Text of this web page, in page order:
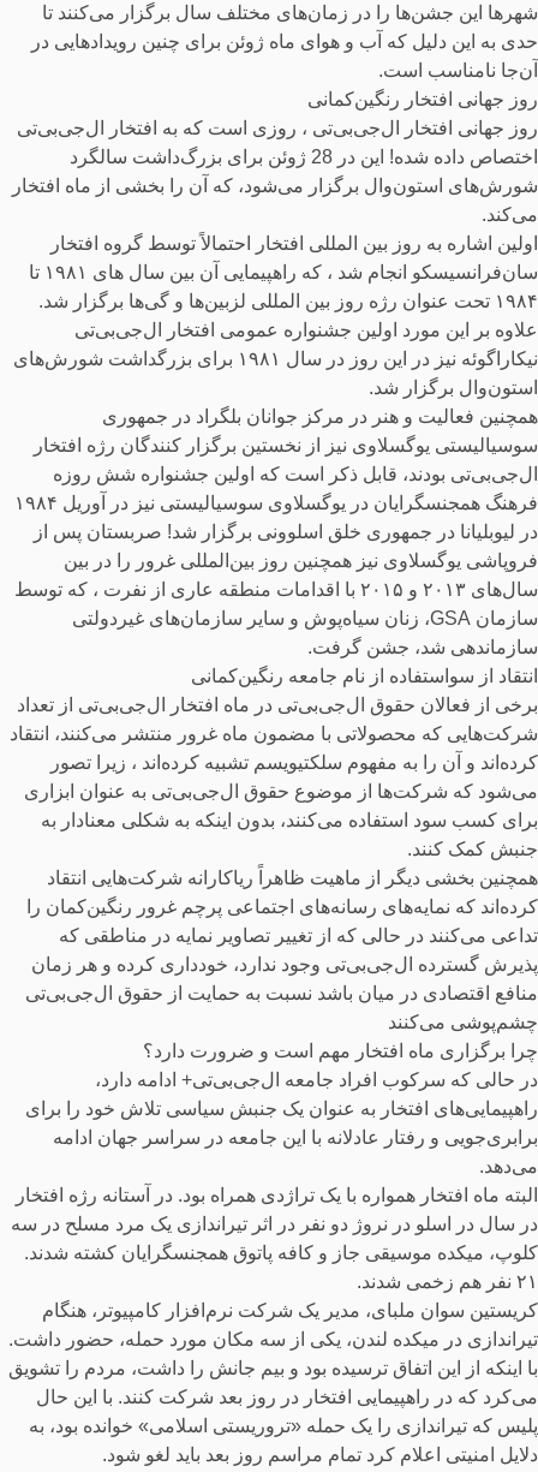
شهرها این جشن‌ها را در زمان‌های مختلف سال برگزار می‌کنند تا
حدی به این دلیل که آب و هوای ماه ژوئن برای چنین رویدادهایی در
آن‌جا نامناسب است.
روز جهانی افتخار رنگین‌کمانی
روز جهانی افتخار ال‌جی‌بی‌تی‌ ، روزی است که به افتخار ال‌جی‌بی‌تی‌
اختصاص داده شده! این در 28 ژوئن برای بزرگ‌داشت سالگرد
شورش‌های استون‌وال برگزار می‌شود، که آن را بخشی از ماه افتخار
می‌کند.
اولین اشاره به روز بین المللی افتخار احتمالاً توسط گروه افتخار
سان‌فرانسیسکو انجام شد ، که راهپیمایی آن بین سال های ۱۹۸۱ تا
۱۹۸۴ تحت عنوان رژه روز بین المللی لزبین‌ها و گی‌ها برگزار شد.
علاوه بر این مورد اولین جشنواره عمومی افتخار ال‌جی‌بی‌تی‌
نیکاراگوئه نیز در این روز در سال ۱۹۸۱ برای بزرگداشت شورش‌های
استون‌وال برگزار شد.
همچنین فعالیت و هنر در مرکز جوانان بلگراد در جمهوری
سوسیالیستی یوگسلاوی نیز از نخستین‌ برگزار کنندگان رژه افتخار
ال‌جی‌بی‌تی‌ بودند، قابل ذکر است که اولین جشنواره شش روزه
فرهنگ همجنسگرایان در یوگسلاوی سوسیالیستی نیز در آوریل ۱۹۸۴
در لیوبلیانا در جمهوری خلق اسلوونی برگزار شد! صربستان پس از
فروپاشی یوگسلاوی نیز همچنین روز بین‌المللی غرور را در بین
سال‌های ۲۰۱۳ و ۲۰۱۵ با اقدامات منطقه عاری از نفرت ، که توسط
سازمان GSA، زنان سیاه‌پوش و سایر سازمان‌های غیردولتی
سازماندهی شد، جشن گرفت.
انتقاد از سواستفاده از نام جامعه رنگین‌کمانی
برخی از فعالان حقوق ال‌جی‌بی‌تی‌ در ماه افتخار ال‌جی‌بی‌تی‌ از تعداد
شرکت‌هایی که محصولاتی با مضمون ماه غرور منتشر می‌کنند، انتقاد
کرده‌اند و آن را به مفهوم سلکتیویسم تشبیه کرده‌اند ، زیرا تصور
می‌شود که شرکت‌ها از موضوع حقوق ال‌جی‌بی‌تی‌ به عنوان ابزاری
برای کسب سود استفاده می‌کنند، بدون اینکه به شکلی معنادار به
جنبش کمک کنند.
همچنین بخشی دیگر از ماهیت ظاهراً ریاکارانه شرکت‌هایی انتقاد
کرده‌اند که نمایه‌های رسانه‌های اجتماعی پرچم غرور رنگین‌کمان را
تداعی می‌کنند در حالی که از تغییر تصاویر نمایه در مناطقی که
پذیرش گسترده ال‌جی‌بی‌تی‌ وجود ندارد، خودداری کرده و هر زمان
منافع اقتصادی در میان باشد نسبت به حمایت از حقوق ال‌جی‌بی‌تی‌
چشم‌پوشی می‌کنند
چرا برگزاری ماه افتخار مهم است و ضرورت دارد؟
در حالی که سرکوب افراد جامعه ال‌جی‌بی‌تی+ ادامه دارد،
راهپیمایی‌های افتخار به عنوان یک جنبش سیاسی تلاش خود را برای
برابری‌جویی و رفتار عادلانه با این جامعه در سراسر جهان ادامه
می‌دهد.
البته ماه افتخار همواره با یک تراژدی همراه بود. در آستانه رژه افتخار
در سال در اسلو در نروژ دو نفر در اثر تیراندازی یک مرد مسلح در سه
کلوپ، میکده موسیقی جاز و کافه پاتوق همجنسگرایان کشته شدند.
۲۱ نفر هم زخمی شدند.
کریستین سوان ملبای، مدیر یک شرکت نرم‌افزار کامپیوتر، هنگام
تیراندازی در میکده لندن، یکی از سه مکان مورد حمله، حضور داشت.
با اینکه از این اتفاق ترسیده بود و بیم جانش را داشت، مردم را تشویق
می‌کرد که در راهپیمایی افتخار در روز بعد شرکت کنند. با این حال
پلیس که تیراندازی را یک حمله «تروریستی اسلامی» خوانده بود، به
دلایل امنیتی اعلام کرد تمام مراسم روز بعد باید لغو شود.